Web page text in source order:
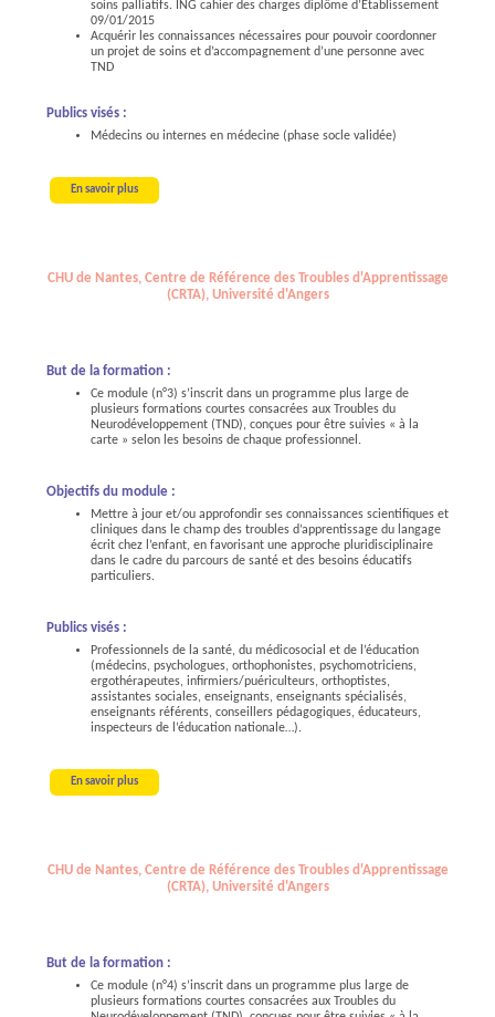
soins palliatifs. ING cahier des charges diplôme d’Etablissement
09/01/2015
Acquérir les connaissances nécessaires pour pouvoir coordonner
un projet de soins et d’accompagnement d’une personne avec
TND
Publics visés :
Médecins ou internes en médecine (phase socle validée)
En savoir plus
CHU de Nantes, Centre de Référence des Troubles d'Apprentissage
(CRTA), Université d'Angers
But de la formation :
Ce module (n°3) s’inscrit dans un programme plus large de
plusieurs formations courtes consacrées aux Troubles du
Neurodéveloppement (TND), conçues pour être suivies « à la
carte » selon les besoins de chaque professionnel.
Objectifs du module :
Mettre à jour et/ou approfondir ses connaissances scientifiques et
cliniques dans le champ des troubles d’apprentissage du langage
écrit chez l’enfant, en favorisant une approche pluridisciplinaire
dans le cadre du parcours de santé et des besoins éducatifs
particuliers.
Publics visés :
Professionnels de la santé, du médicosocial et de l’éducation
(médecins, psychologues, orthophonistes, psychomotriciens,
ergothérapeutes, infirmiers/puériculteurs, orthoptistes,
assistantes sociales, enseignants, enseignants spécialisés,
enseignants référents, conseillers pédagogiques, éducateurs,
inspecteurs de l’éducation nationale…).
En savoir plus
CHU de Nantes, Centre de Référence des Troubles d'Apprentissage
(CRTA), Université d'Angers
But de la formation :
Ce module (n°4) s’inscrit dans un programme plus large de
plusieurs formations courtes consacrées aux Troubles du